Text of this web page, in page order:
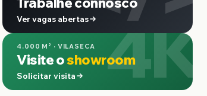
Ver vagas abertas 4K
4.000 M² · VILASECA
Visite oshowroom
Solicitar visita